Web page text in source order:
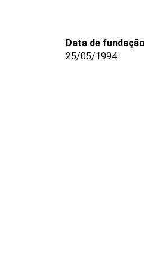
Data de fundação
25/05/1994